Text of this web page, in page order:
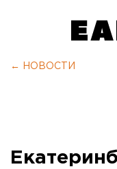
← НОВОСТИ